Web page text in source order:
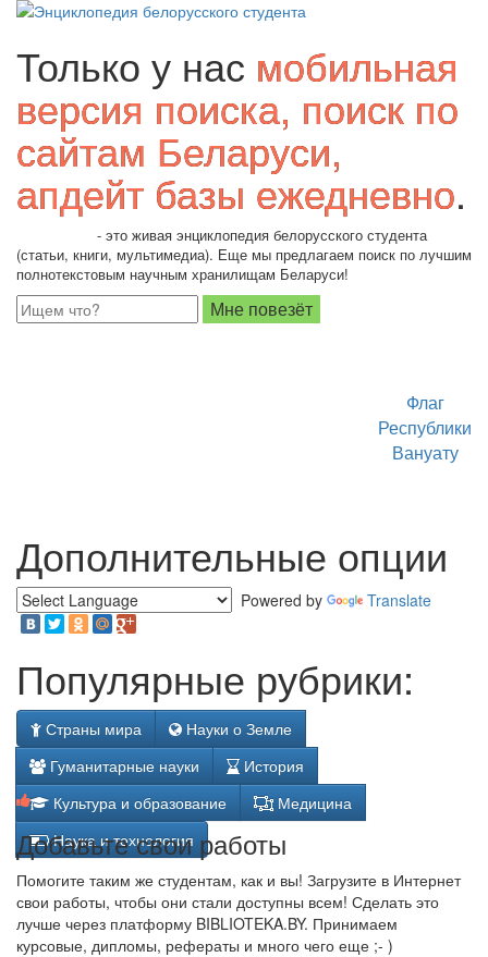
Только у нас мобильная
версия поиска, поиск по
сайтам Беларуси,
апдейт базы ежедневно.
- это живая энциклопедия белорусского студента
(статьи, книги, мультимедиа). Еще мы предлагаем поиск по лучшим
полнотекстовым научным хранилищам Беларуси!
Флаг
Республики
Вануату
Дополнительные опции
Powered by Translate
Популярные рубрики:
Страны мира
Науки о Земле
Гуманитарные науки
История
Культура и образование
Медицина
Наука и технология
Добавьте свои работы
Помогите таким же студентам, как и вы! Загрузите в Интернет
свои работы, чтобы они стали доступны всем! Сделать это
лучше через платформу BIBLIOTEKA.BY. Принимаем
курсовые, дипломы, рефераты и много чего еще ;- )